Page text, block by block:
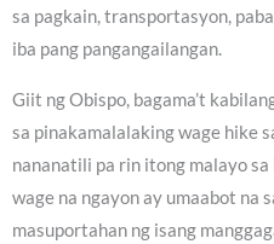
sa pagkain, transportasyon,
iba pang pangangailangan.
Giit ng Obispo, bagama’t
sa pinakamalalaking wage hike
nananatili pa rin itong malayo
wage na ngayon ay umaabot na
masuportahan ng isang